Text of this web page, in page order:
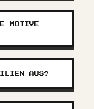
MOTIVE
AUS?